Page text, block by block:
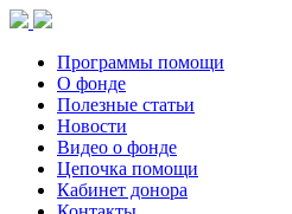
Программы помощи
О фонде
Полезные статьи
Новости
Видео о фонде
Цепочка помощи
Кабинет донора